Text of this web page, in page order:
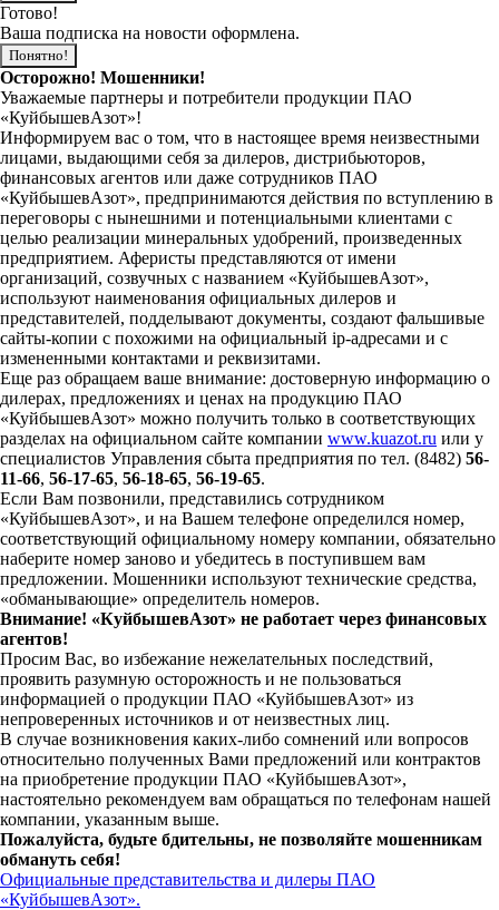
Готово!
Ваша подписка на новости оформлена.
Понятно!
Осторожно! Мошенники!
Уважаемые партнеры и потребители продукции ПАО
«КуйбышевАзот»!
Информируем вас о том, что в настоящее время неизвестными
лицами, выдающими себя за дилеров, дистрибьюторов,
финансовых агентов или даже сотрудников ПАО
«КуйбышевАзот», предпринимаются действия по вступлению в
переговоры с нынешними и потенциальными клиентами с
целью реализации минеральных удобрений, произведенных
предприятием. Аферисты представляются от имени
организаций, созвучных с названием «КуйбышевАзот»,
используют наименования официальных дилеров и
представителей, подделывают документы, создают фальшивые
сайты-копии с похожими на официальный ip-адресами и с
измененными контактами и реквизитами.
Еще раз обращаем ваше внимание: достоверную информацию о
дилерах, предложениях и ценах на продукцию ПАО
«КуйбышевАзот» можно получить только в соответствующих
разделах на официальном сайте компании www.kuazot.ru или у
специалистов Управления сбыта предприятия по тел. (8482) 56-
11-66, 56-17-65, 56-18-65, 56-19-65.
Если Вам позвонили, представились сотрудником
«КуйбышевАзот», и на Вашем телефоне определился номер,
соответствующий официальному номеру компании, обязательно
наберите номер заново и убедитесь в поступившем вам
предложении. Мошенники используют технические средства,
«обманывающие» определитель номеров.
Внимание! «КуйбышевАзот» не работает через финансовых
агентов!
Просим Вас, во избежание нежелательных последствий,
проявить разумную осторожность и не пользоваться
информацией о продукции ПАО «КуйбышевАзот» из
непроверенных источников и от неизвестных лиц.
В случае возникновения каких-либо сомнений или вопросов
относительно полученных Вами предложений или контрактов
на приобретение продукции ПАО «КуйбышевАзот»,
настоятельно рекомендуем вам обращаться по телефонам нашей
компании, указанным выше.
Пожалуйста, будьте бдительны, не позволяйте мошенникам
обмануть себя!
Официальные представительства и дилеры ПАО
«КуйбышевАзот».